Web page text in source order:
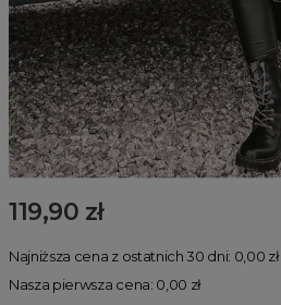
119,90 zł
Najniższa cena z ostatnich 30 dni: 0,00 zł
Nasza pierwsza cena: 0,00 zł